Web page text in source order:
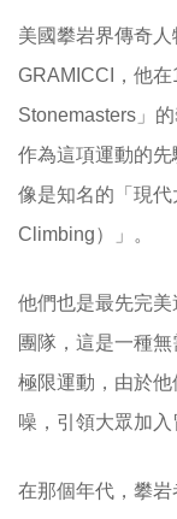
美國攀岩界傳奇
GRAMICCI，他
Stonemasters」
作為這項運動的先
像是知名的「現代
Climbing）」。
他們也是最先完
團隊，這是一種
極限運動，由於
噪，引領大眾加入
在那個年代，攀